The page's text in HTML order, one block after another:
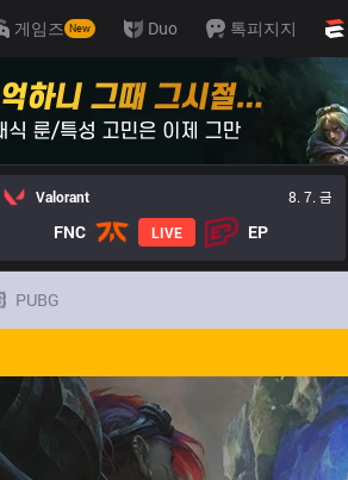
게임즈 New Duo 톡피지지
Valorant 8. 7. 금
FNC LIVE EP
PUBG